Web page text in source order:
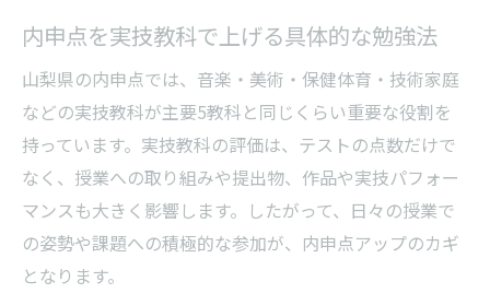
内申点を実技教科で上げる具体的な勉強法
山梨県の内申点では、音楽・美術・保健体育・技術家庭
などの実技教科が主要5教科と同じくらい重要な役割を
持っています。実技教科の評価は、テストの点数だけで
なく、授業への取り組みや提出物、作品や実技パフォー
マンスも大きく影響します。したがって、日々の授業で
の姿勢や課題への積極的な参加が、内申点アップのカギ
となります。